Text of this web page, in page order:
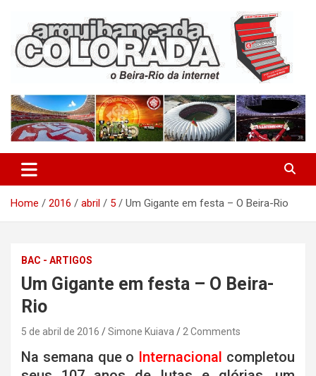
content
Arquibancada Colorada
Home 2016 abril 5 Um Gigante em festa – O Beira-Rio
BAC - ARTIGOS
Um Gigante em festa – O Beira-
Rio
5 de abril de 2016 Simone Kuiava 2 Comments
Na semana que o Internacional completou